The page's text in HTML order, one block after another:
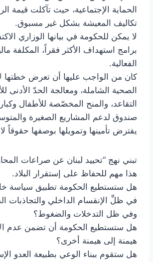
الحماية الإجتماعية، حيث تآكلت قيمة
تكاليف المعيشة بشكل غير مسبوق.
لا يمكن للحكومة في بيانها الوزاري
برامج استهداف الأكثر فقراً، المكلفة
الفعالية.
كان من الواجب عليها أن تعرض خطتها
الصحية الشاملة، ومعالجة الحدّ الأدنى
التقاعد، والمنح المخصّصة للأطفال
صندوق لدعم المشاريع الصغيرة
يفترض تأمينها وتمويلها بوصفها حقوقاً
تبني نهج “تحييد لبنان عن صراعات
هذا مهم للحفاظ على إستقرار البلاد.
هل ستستطيع الحكومة تطبيق سياسة
في ظلِّ الإنقسام الداخلي والتجاذبات
وفي ظل التدخلات والضغوط؟
هل ستستطيع الحكومة أن تضمن عدم
هيمنة إلى هيمنة أخرى؟
هل ستقوم ببناء الوعي بطبيعة العدو